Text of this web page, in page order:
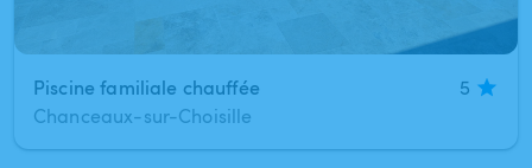
Piscine familiale chauffée
5
Chanceaux-sur-Choisille